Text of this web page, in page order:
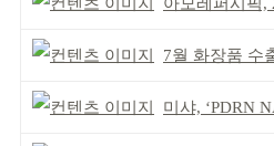
7월 화장품 수
미샤, ‘PDRN